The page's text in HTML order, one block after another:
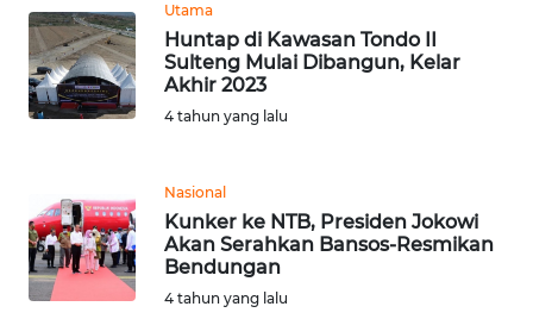
Utama
Huntap di Kawasan Tondo II
Sulteng Mulai Dibangun, Kelar
Akhir 2023
4 tahun yang lalu
Nasional
Kunker ke NTB, Presiden Jokowi
Akan Serahkan Bansos-Resmikan
Bendungan
4 tahun yang lalu
WN
SUMSEL
WN
WN
LAMPUNG